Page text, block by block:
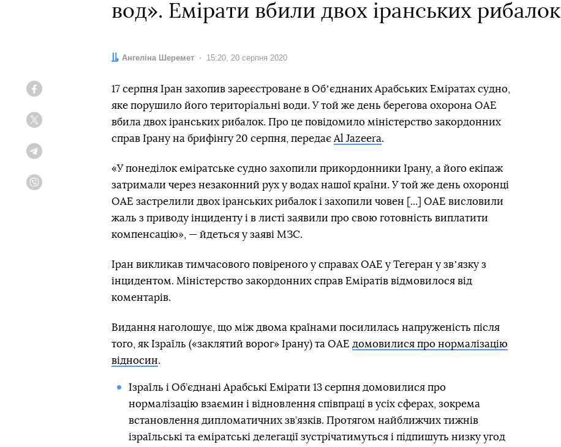
вод». Емірати вбили двох іранських рибалок
Автор:
Ангеліна Шеремет Дата:
15:20, 20 серпня 2020
17 серпня Іран захопив зареєстроване в Обʼєднаних Арабських Еміратах судно,
яке порушило його територіальні води. У той же день берегова охорона ОАЕ
вбила двох іранських рибалок. Про це повідомило міністерство закордонних
справ Ірану на брифінгу 20 серпня, передає Al Jazeera.
«У понеділок еміратське судно захопили прикордонники Ірану, а його екіпаж
затримали через незаконний рух у водах нашої країни. У той же день охоронці
ОАЕ застрелили двох іранських рибалок і захопили човен [...] ОАЕ висловили
жаль з приводу інциденту і в листі заявили про свою готовність виплатити
компенсацію», — йдеться у заяві МЗС.
Іран викликав тимчасового повіреного у справах ОАЕ у Тегеран у звʼязку з
інцидентом. Міністерство закордонних справ Еміратів відмовилося від
коментарів.
Видання наголошує, що між двома країнами посилилась напруженість після
того, як Ізраїль («заклятий ворог» Ірану) та ОАЕ домовилися про нормалізацію
відносин.
Ізраїль і Об’єднані Арабські Емірати 13 серпня домовилися про
нормалізацію взаємин і відновлення співпраці в усіх сферах, зокрема
встановлення дипломатичних зв’язків. Протягом найближчих тижнів
ізраїльські та еміратські делегації зустрічатимуться і підпишуть низку угод